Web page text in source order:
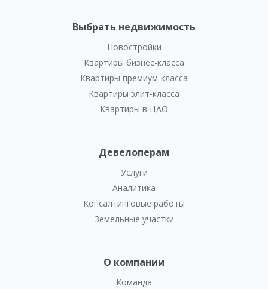
Выбрать недвижимость
Новостройки
Квартиры бизнес-класса
Квартиры премиум-класса
Квартиры элит-класса
Квартиры в ЦАО
Девелоперам
Услуги
Аналитика
Консалтинговые работы
Земельные участки
О компании
Команда